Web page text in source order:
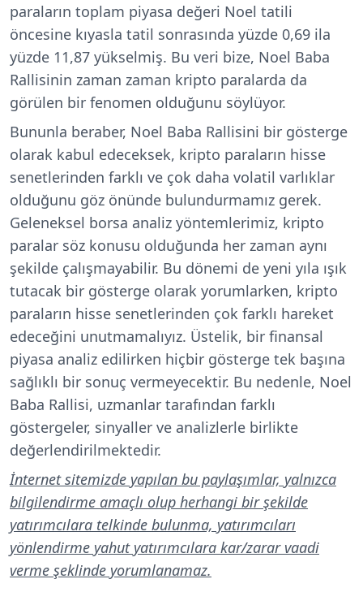
paraların toplam piyasa değeri Noel tatili
öncesine kıyasla tatil sonrasında yüzde 0,69 ila
yüzde 11,87 yükselmiş. Bu veri bize, Noel Baba
Rallisinin zaman zaman kripto paralarda da
görülen bir fenomen olduğunu söylüyor.
Bununla beraber, Noel Baba Rallisini bir gösterge
olarak kabul edeceksek, kripto paraların hisse
senetlerinden farklı ve çok daha volatil varlıklar
olduğunu göz önünde bulundurmamız gerek.
Geleneksel borsa analiz yöntemlerimiz, kripto
paralar söz konusu olduğunda her zaman aynı
şekilde çalışmayabilir. Bu dönemi de yeni yıla ışık
tutacak bir gösterge olarak yorumlarken, kripto
paraların hisse senetlerinden çok farklı hareket
edeceğini unutmamalıyız. Üstelik, bir finansal
piyasa analiz edilirken hiçbir gösterge tek başına
sağlıklı bir sonuç vermeyecektir. Bu nedenle, Noel
Baba Rallisi, uzmanlar tarafından farklı
göstergeler, sinyaller ve analizlerle birlikte
değerlendirilmektedir.
İnternet sitemizde yapılan bu paylaşımlar, yalnızca
bilgilendirme amaçlı olup herhangi bir şekilde
yatırımcılara telkinde bulunma, yatırımcıları
yönlendirme yahut yatırımcılara kar/zarar vaadi
verme şeklinde yorumlanamaz.